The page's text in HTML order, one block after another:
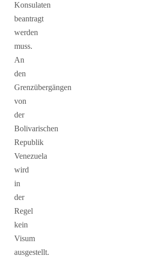
Konsulaten
beantragt
werden
muss.
An
den
Grenzübergängen
von
der
Bolivarischen
Republik
Venezuela
wird
in
der
Regel
kein
Visum
ausgestellt.